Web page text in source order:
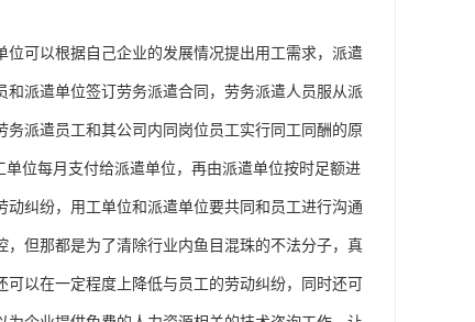
可以根据自己企业的发展情况提出用工需求，派遣
派遣单位签订劳务派遣合同，劳务派遣人员服从派
派遣员工和其公司内同岗位员工实行同工同酬的原
位每月支付给派遣单位，再由派遣单位按时足额进
纠纷，用工单位和派遣单位要共同和员工进行沟通
但那都是为了清除行业内鱼目混珠的不法分子，真
以在一定程度上降低与员工的劳动纠纷，同时还可